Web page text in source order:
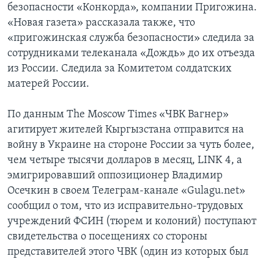
безопасности «Конкорда», компании Пригожина.
«Новая газета» рассказала также, что
«пригожинская служба безопасности» следила за
сотрудниками телеканала «Дождь» до их отъезда
из России. Следила за Комитетом солдатских
матерей России.
По данным The Moscow Times «ЧВК Вагнер»
агитирует жителей Кыргызстана отправится на
войну в Украине на стороне России за чуть более,
чем четыре тысячи долларов в месяц, LINK 4, а
эмигрировавший оппозиционер Владимир
Осечкин в своем Телеграм-канале «Gulagu.net»
сообщил о том, что из исправительно-трудовых
учреждений ФСИН (тюрем и колоний) поступают
свидетельства о посещениях со стороны
представителей этого ЧВК (один из которых был